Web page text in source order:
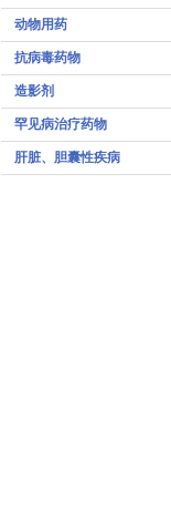
动物用药
抗病毒药物
造影剂
罕见病治疗药物
肝脏、胆囊性疾病